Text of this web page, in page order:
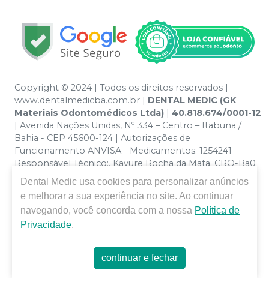
Copyright © 2024 | Todos os direitos reservados |
www.dentalmedicba.com.br | DENTAL MEDIC (GK
Materiais Odontomédicos Ltda) | 40.818.674/0001-12
| Avenida Nações Unidas, Nº 334 – Centro – Itabuna /
Bahia - CEP 45600-124 | Autorizações de
Funcionamento ANVISA - Medicamentos: 1254241 -
Responsável Técnico:. Kayure Rocha da Mata. CRO-Ba0
nº 13379 | Política de Privacidade e Segurança - Fotos
meramente ilustrativas - Os preços e condições da loja
virtual estão sujeitos a alterações. Em caso de
divergência de preços no site, o valor válido é o do
Carrinho de Compra. Não vendemos por atacado por
de grandes volumes pelo site.
Dental Medic usa cookies para personalizar anúncios
e melhorar a sua experiência no site. Ao continuar
navegando, você concorda com a nossa Política de
Privacidade.
continuar e fechar